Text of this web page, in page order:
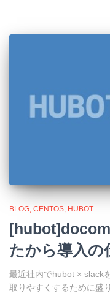
BLOG CENTOS HUBOT
たから導入の
最近社内でhubot × slack
取りやすくするために盛